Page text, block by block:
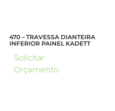
470 – TRAVESSA DIANTEIRA
INFERIOR PAINEL KADETT
Solicitar
Orçamento